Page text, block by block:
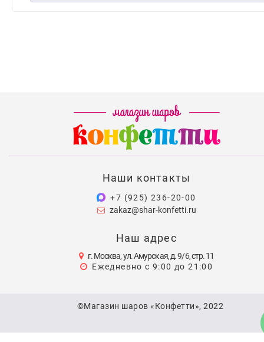
Наши контакты
+7 (925) 236-20-00
zakaz@shar-konfetti.ru
Наш адрес
г. Москва, ул. Амурская, д. 9/6, стр. 11
Ежедневно с 9:00 до 21:00
©Магазин шаров «Конфетти», 2022